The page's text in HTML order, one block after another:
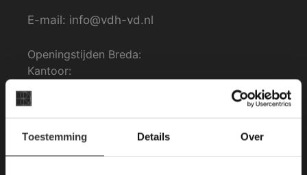
Toestemming Details Over
E-mail: info@vdh-vd.nl
Openingstijden Breda:
Kantoor:
Ma. t/m Zat: 8:30 tot 17:00
Algemene voorwaarden
Deze website maakt
gebruik van cookies.